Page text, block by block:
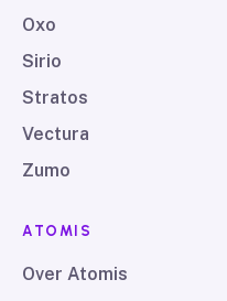
Oxo
Sirio
Stratos
Vectura
Zumo
ATOMIS
Over Atomis